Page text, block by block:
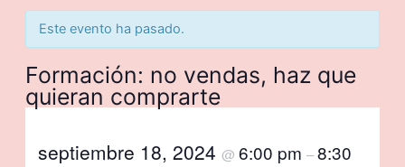
Este evento ha pasado.
Formación: no vendas, haz que
quieran comprarte
septiembre 18, 2024@6:00 pm–8:30